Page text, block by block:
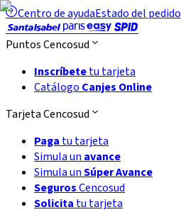
Centro de ayudaEstado del pedido
Puntos Cencosud
Inscríbetetu tarjeta
Catálogo Canjes Online
Tarjeta Cencosud
Paga tu tarjeta
Simula un avance
Simula unSúper Avance
SegurosCencosud
Solicita tu tarjeta